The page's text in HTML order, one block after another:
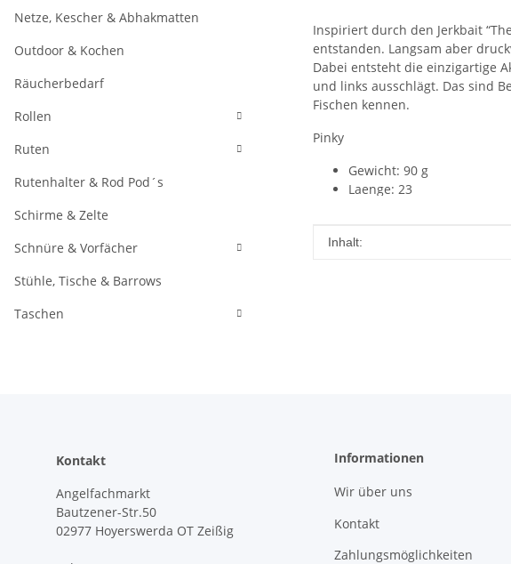
Inspiriert durch den Jerkbait
entstanden. Langsam aber
Dabei entsteht die einzigartige
und links ausschlägt. Das sind
Fischen kennen.
Pinky
Gewicht: 90 g
Laenge: 23
Produkteigenschaft
Wert
Inhalt:
Netze, Kescher & Abhakmatten
Outdoor & Kochen
Räucherbedarf
Rollen
Ruten
Rutenhalter & Rod Pod´s
Schirme & Zelte
Schnüre & Vorfächer
Stühle, Tische & Barrows
Taschen
Kontakt
Angelfachmarkt
Bautzener-Str.50
02977 Hoyerswerda OT Zeißig
Informationen
Wir über uns
Kontakt
Zahlungsmöglichkeiten